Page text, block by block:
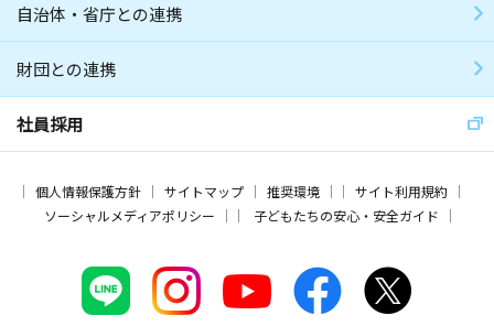
自治体・省庁との連携
財団との連携
社員採用
個人情報保護方針 サイトマップ 推奨環境
サイト利用規約
ソーシャルメディアポリシー
子どもたちの安心・安全ガイド